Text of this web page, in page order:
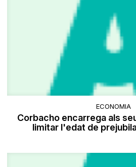
ECONOMIA
Corbacho encarrega als
limitar l'edat de